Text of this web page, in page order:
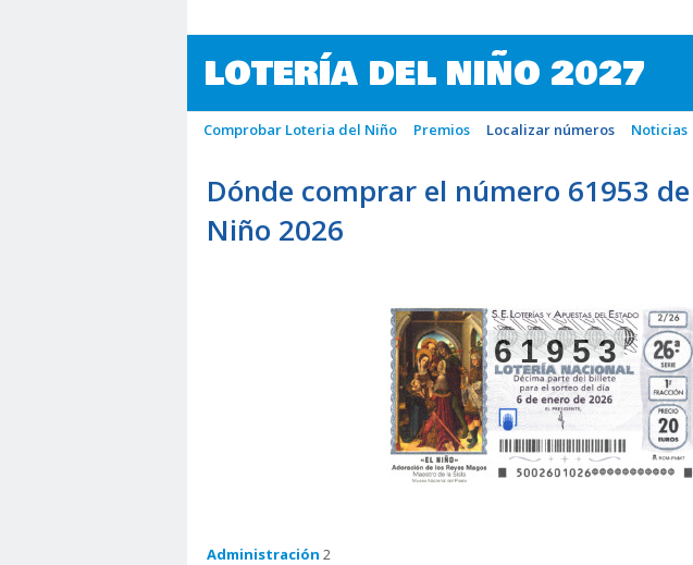
LOTERÍA DEL NIÑO 2027
Comprobar Loteria del Niño Premios Localizar números Noticias
Dónde comprar el número 61953
Niño 2026
61953
Administración 2